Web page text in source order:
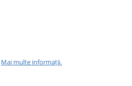
Mai multe informații.